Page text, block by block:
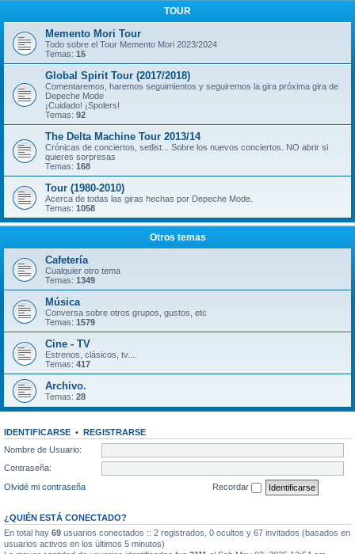
TOUR
Memento Mori Tour
Todo sobre el Tour Memento Mori 2023/2024
Temas: 15
Global Spirit Tour (2017/2018)
Comentaremos, haremos seguimientos y seguiremos la gira próxima gira de
Depeche Mode
¡Cuidado! ¡Spolers!
Temas: 92
The Delta Machine Tour 2013/14
Crónicas de conciertos, setlist... Sobre los nuevos conciertos. NO abrir si
quieres sorpresas
Temas: 168
Tour (1980-2010)
Acerca de todas las giras hechas por Depeche Mode.
Temas: 1058
Otros temas
Cafetería
Cualquier otro tema
Temas: 1349
Música
Conversa sobre otros grupos, gustos, etc
Temas: 1579
Cine - TV
Estrenos, clásicos, tv....
Temas: 417
Archivo.
Temas: 28
IDENTIFICARSE • REGISTRARSE
Nombre de Usuario:
Contraseña:
Olvidé mi contraseña
Recordar
¿QUIÉN ESTÁ CONECTADO?
En total hay 69 usuarios conectados :: 2 registrados, 0 ocultos y 67 invitados (basados en
usuarios activos en los últimos 5 minutos)